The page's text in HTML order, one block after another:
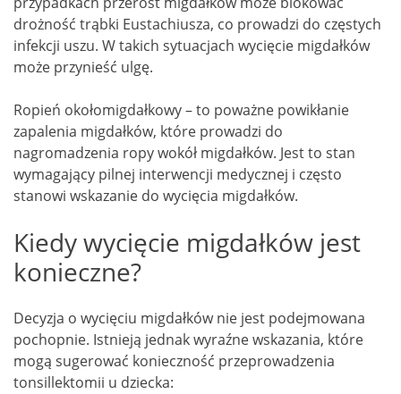
drożność trąbki Eustachiusza, co prowadzi do częstych
infekcji uszu. W takich sytuacjach wycięcie migdałków
może przynieść ulgę.
Ropień okołomigdałkowy – to poważne powikłanie
zapalenia migdałków, które prowadzi do
nagromadzenia ropy wokół migdałków. Jest to stan
wymagający pilnej interwencji medycznej i często
stanowi wskazanie do wycięcia migdałków.
Kiedy wycięcie migdałków jest
konieczne?
Decyzja o wycięciu migdałków nie jest podejmowana
pochopnie. Istnieją jednak wyraźne wskazania, które
mogą sugerować konieczność przeprowadzenia
tonsillektomii u dziecka: